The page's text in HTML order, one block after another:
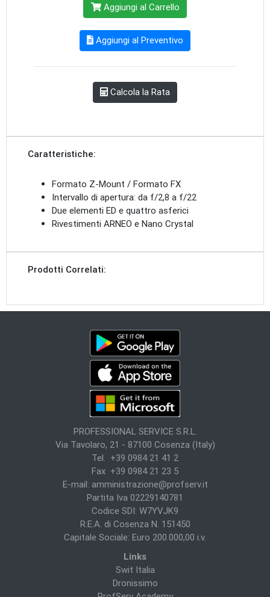
Aggiungi al Carrello
Aggiungi al Preventivo
Calcola la Rata
Caratteristiche:
Formato Z-Mount / Formato FX
Intervallo di apertura: da f/2,8 a f/22
Due elementi ED e quattro asferici
Rivestimenti ARNEO e Nano Crystal
Prodotti Correlati:
PROFESSIONAL SERVICE S.R.L.
Via Tavolaro, 21 - 87100 Cosenza (Italy)
Tel. +39 0984 21 41 2
Fax +39 0984 21 23 5
E-mail: amministrazione@profserv.it
Partita Iva 02229140781
Codice SDI: W7YVJK9
R.E.A. di Cosenza N. 151450
Capitale Sociale: Euro 200.000,00 i.v.
Links
Swit Italia
Dronissimo